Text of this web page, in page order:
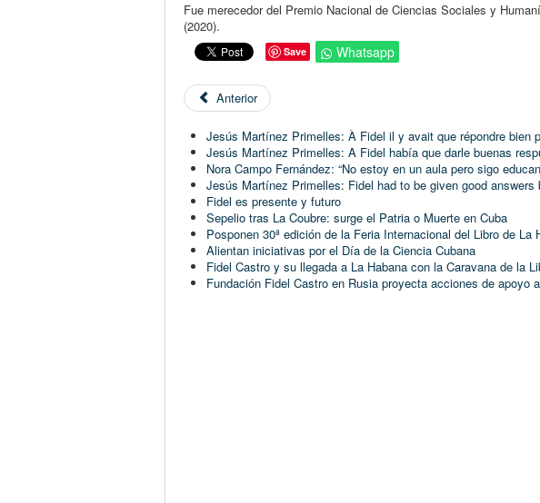
Fue merecedor del Premio Nacional de Ciencias Sociales y
(2020).
Save Whatsapp
Anterior
Jesús Martínez Primelles: À Fidel il y avait que répondre bien
Jesús Martínez Primelles: A Fidel había que darle buenas
Nora Campo Fernández: “No estoy en un aula pero sigo
Jesús Martínez Primelles: Fidel had to be given good
Fidel es presente y futuro
Sepelio tras La Coubre: surge el Patria o Muerte en Cuba
Posponen 30ª edición de la Feria Internacional del Libro de La
Alientan iniciativas por el Día de la Ciencia Cubana
Fidel Castro y su llegada a La Habana con la Caravana de la
Fundación Fidel Castro en Rusia proyecta acciones de apoyo